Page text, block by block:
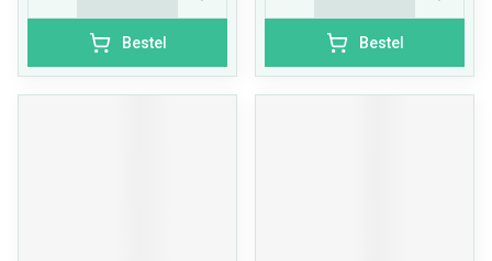
Bestel Bestel